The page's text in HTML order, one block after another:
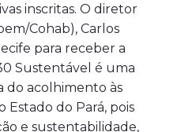
inscritas. O diretor
Cohab), Carlos
para receber a
Sustentável é uma
do acolhimento às
Estado do Pará, pois
e sustentabilidade,